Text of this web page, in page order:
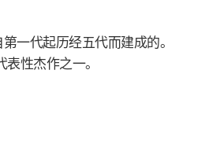
一代起历经五代而建成的。
性杰作之一。